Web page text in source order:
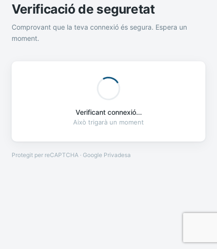
Verificació de seguretat
Comprovant que la teva connexió és segura. Espera un
moment.
Verificant connexió...
Això trigarà un moment
Protegit per reCAPTCHA · Google Privadesa